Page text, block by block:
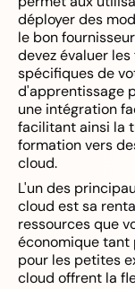
déployer des
le bon
devez évaluer
spécifiques de
d'apprentissage
une intégration
facilitant ainsi la
formation vers
cloud.
L'un des
cloud est sa
ressources que
économique tant
pour les petites
cloud offrent la